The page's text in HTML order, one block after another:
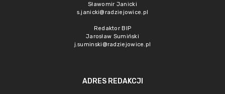
Sławomir Janicki
s.janicki@radziejowice.pl
Redaktor BIP
Jarosław Sumiński
j.suminski@radziejowice.pl
ADRES REDAKCJI